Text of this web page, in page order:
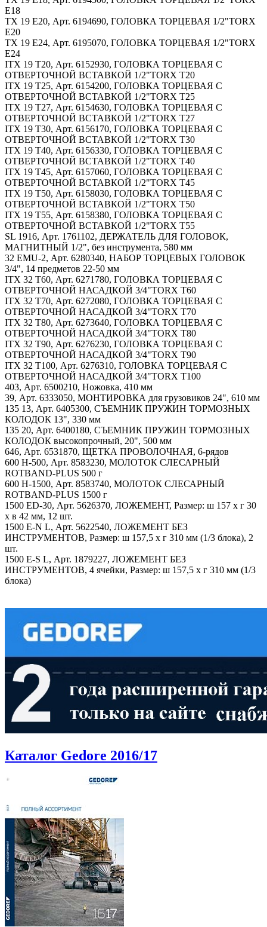
E18
TX 19 E20, Арт. 6194690, ГОЛОВКА ТОРЦЕВАЯ 1/2"TORX
E20
TX 19 E24, Арт. 6195070, ГОЛОВКА ТОРЦЕВАЯ 1/2"TORX
E24
ITX 19 T20, Арт. 6152930, ГОЛОВКА ТОРЦЕВАЯ С
ОТВЕРТОЧНОЙ ВСТАВКОЙ 1/2"TORX T20
ITX 19 T25, Арт. 6154200, ГОЛОВКА ТОРЦЕВАЯ С
ОТВЕРТОЧНОЙ ВСТАВКОЙ 1/2"TORX T25
ITX 19 T27, Арт. 6154630, ГОЛОВКА ТОРЦЕВАЯ С
ОТВЕРТОЧНОЙ ВСТАВКОЙ 1/2"TORX T27
ITX 19 T30, Арт. 6156170, ГОЛОВКА ТОРЦЕВАЯ С
ОТВЕРТОЧНОЙ ВСТАВКОЙ 1/2"TORX T30
ITX 19 T40, Арт. 6156330, ГОЛОВКА ТОРЦЕВАЯ С
ОТВЕРТОЧНОЙ ВСТАВКОЙ 1/2"TORX T40
ITX 19 T45, Арт. 6157060, ГОЛОВКА ТОРЦЕВАЯ С
ОТВЕРТОЧНОЙ ВСТАВКОЙ 1/2"TORX T45
ITX 19 T50, Арт. 6158030, ГОЛОВКА ТОРЦЕВАЯ С
ОТВЕРТОЧНОЙ ВСТАВКОЙ 1/2"TORX T50
ITX 19 T55, Арт. 6158380, ГОЛОВКА ТОРЦЕВАЯ С
ОТВЕРТОЧНОЙ ВСТАВКОЙ 1/2"TORX T55
SL 1916, Арт. 1761102, ДЕРЖАТЕЛЬ ДЛЯ ГОЛОВОК,
МАГНИТНЫЙ 1/2", без инструмента, 580 мм
32 EMU-2, Арт. 6280340, НАБОР ТОРЦЕВЫХ ГОЛОВОК
3/4", 14 предметов 22-50 мм
ITX 32 T60, Арт. 6271780, ГОЛОВКА ТОРЦЕВАЯ С
ОТВЕРТОЧНОЙ НАСАДКОЙ 3/4"TORX T60
ITX 32 T70, Арт. 6272080, ГОЛОВКА ТОРЦЕВАЯ С
ОТВЕРТОЧНОЙ НАСАДКОЙ 3/4"TORX T70
ITX 32 T80, Арт. 6273640, ГОЛОВКА ТОРЦЕВАЯ С
ОТВЕРТОЧНОЙ НАСАДКОЙ 3/4"TORX T80
ITX 32 T90, Арт. 6276230, ГОЛОВКА ТОРЦЕВАЯ С
ОТВЕРТОЧНОЙ НАСАДКОЙ 3/4"TORX T90
ITX 32 T100, Арт. 6276310, ГОЛОВКА ТОРЦЕВАЯ С
ОТВЕРТОЧНОЙ НАСАДКОЙ 3/4"TORX T100
403, Арт. 6500210, Ножовка, 410 мм
39, Арт. 6333050, МОНТИРОВКА для грузовиков 24", 610 мм
135 13, Арт. 6405300, СЪЕМНИК ПРУЖИН ТОРМОЗНЫХ
КОЛОДОК 13", 330 мм
135 20, Арт. 6400180, СЪЕМНИК ПРУЖИН ТОРМОЗНЫХ
КОЛОДОК высокопрочный, 20", 500 мм
646, Арт. 6531870, ЩЕТКА ПРОВОЛОЧНАЯ, 6-рядов
600 H-500, Арт. 8583230, МОЛОТОК СЛЕСАРНЫЙ
ROTBAND-PLUS 500 г
600 H-1500, Арт. 8583740, МОЛОТОК СЛЕСАРНЫЙ
ROTBAND-PLUS 1500 г
1500 ED-30, Арт. 5626370, ЛОЖЕМЕНТ, Размер: ш 157 x г 30
x в 42 мм, 12 шт.
1500 E-N L, Арт. 5622540, ЛОЖЕМЕНТ БЕЗ
ИНСТРУМЕНТОВ, Размер: ш 157,5 х г 310 мм (1/3 блока), 2
шт.
1500 E-S L, Арт. 1879227, ЛОЖЕМЕНТ БЕЗ
ИНСТРУМЕНТОВ, 4 ячейки, Размер: ш 157,5 х г 310 мм (1/3
блока)
Каталог Gedore 2016/17